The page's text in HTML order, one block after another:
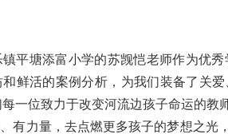
平塘添富小学的苏觊恺老师作为优
鲜活的案例分析，为我们装备了关
一位致力于改变河流边孩子命运的教
有力量，去点燃更多孩子的梦想之光